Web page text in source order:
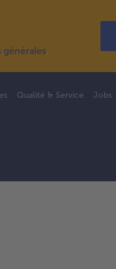
.
Qualité & Service Jobs